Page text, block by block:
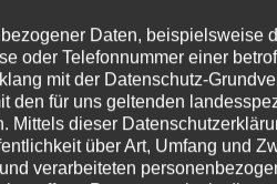
uns im Einsatz war
Daten, beispielsweise
oder Telefonnummer einer
mit der Datenschutz-
den für uns geltenden
Mittels dieser
über Art, Umfang und
verarbeiteten